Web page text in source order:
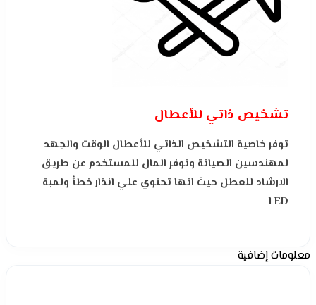
تشخيص ذاتي للأعطال
توفر خاصية التشخيص الذاتي للأعطال الوقت والجهد
لمهندسين الصيانة وتوفر المال للمستخدم عن طريق
الارشاد للعطل حيث انها تحتوي علي انذار خطأ ولمبة
LED
معلومات إضافية